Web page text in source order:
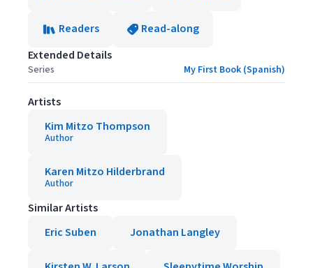
Readers
Read-along
Extended Details
Series My First Book (Spanish)
Artists
Kim Mitzo Thompson
Author
Karen Mitzo Hilderbrand
Author
Similar Artists
Eric Suben
Jonathan Langley